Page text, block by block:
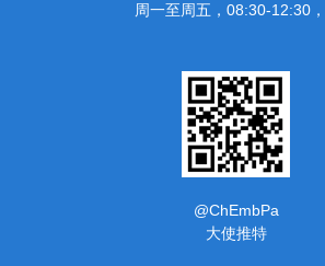
周一至周五，08:30-12:30
@ChEmbPa
大使推特